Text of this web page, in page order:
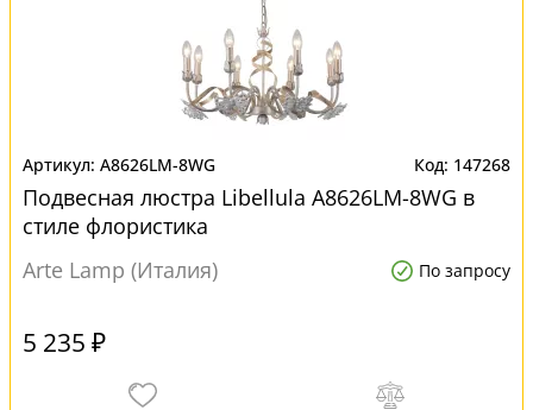
A8626LM-8WG 147268
Подвесная люстра Libellula A8626LM-8WG в
стиле флористика
Arte Lamp (Италия)
По запросу
5 235 ₽